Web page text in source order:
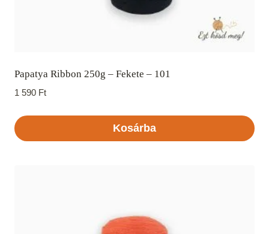
Papatya Ribbon 250g – Fekete – 101
1 590 Ft
Kosárba